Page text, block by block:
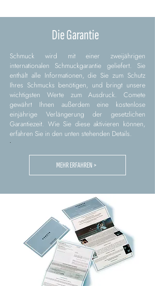
Die Garantie
Schmuck wird mit einer zweijährigen
internationalen Schmuckgarantie geliefert. Sie
enthält alle Informationen, die Sie zum Schutz
Ihres Schmucks benötigen, und bringt unsere
wichtigsten Werte zum Ausdruck. Comete
gewährt Ihnen außerdem eine kostenlose
einjährige Verlängerung der gesetzlichen
Garantiezeit. Wie Sie diese aktivieren können,
erfahren Sie in den unten stehenden Details.
MEHR ERFAHREN >